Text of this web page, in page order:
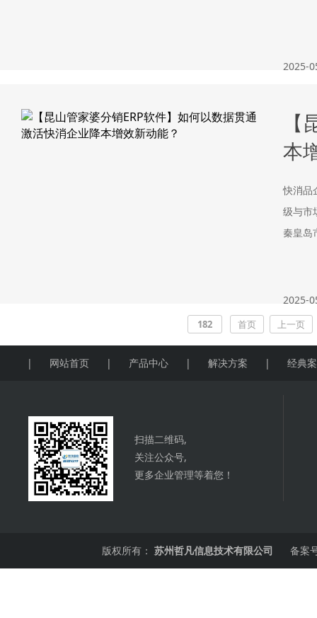
2025-
本
快消品
级与市
秦皇岛
2025-
182 首页 上一页
| 网站首页 | 产品中心 | 解决方案 | 经典
扫描二维码,
关注公众号,
更多企业管理等着您！
版权所有： 苏州哲凡信息技术有限公司 备案